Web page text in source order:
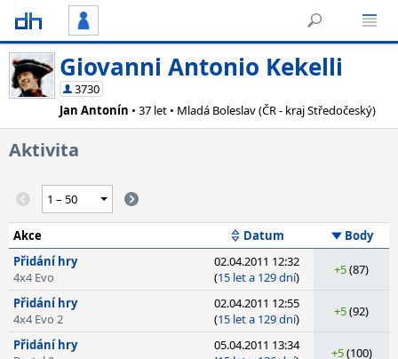
Giovanni Antonio Kekelli
3730
Jan Antonín • 37 let • Mladá Boleslav (ČR - kraj Středočeský)
Aktivita
Akce Datum
Body
Přidání hry
4x4 Evo
02.04.2011 12:32
(15 let a 129 dní) +5(87)
Přidání hry
4x4 Evo 2
02.04.2011 12:55
(15 let a 129 dní) +5(92)
Přidání hry
05.04.2011 13:34
+5(100)